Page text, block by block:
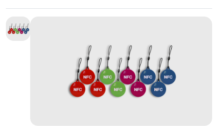
von 5,
basierend